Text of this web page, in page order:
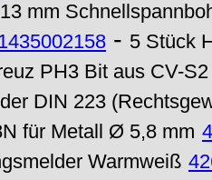
mm
- 5 Stück
PH3 Bit aus CV-
DIN 223
für Metall Ø 5,8 mm
Warmweiß